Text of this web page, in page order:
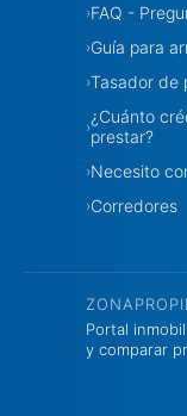
›FAQ -
›Guía para
›Tasador de
›¿Cuánto
prestar?
›Necesito
›Corredores
Portal
y comparar